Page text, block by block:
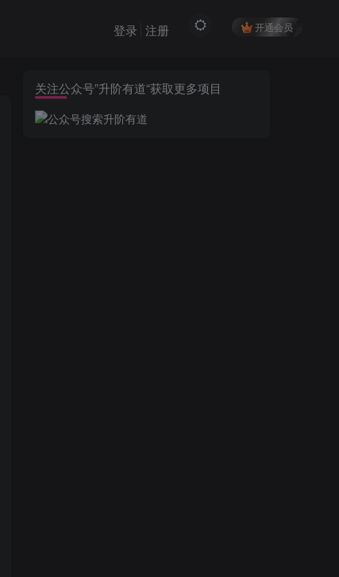
开通会员
登录 注册
关注公众号”升阶有道“获取更多项目